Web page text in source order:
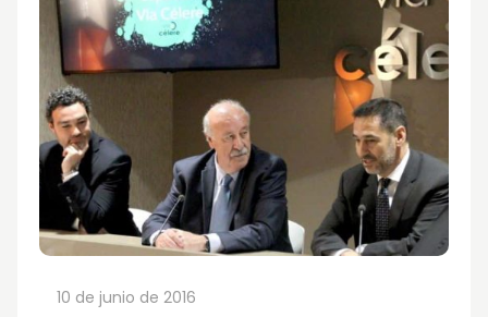
10 de junio de 2016